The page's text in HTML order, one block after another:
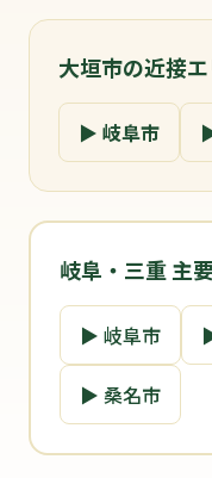
大垣市の近接
▶ 岐阜市
岐阜・三重 主
▶ 岐阜市
▶ 桑名市